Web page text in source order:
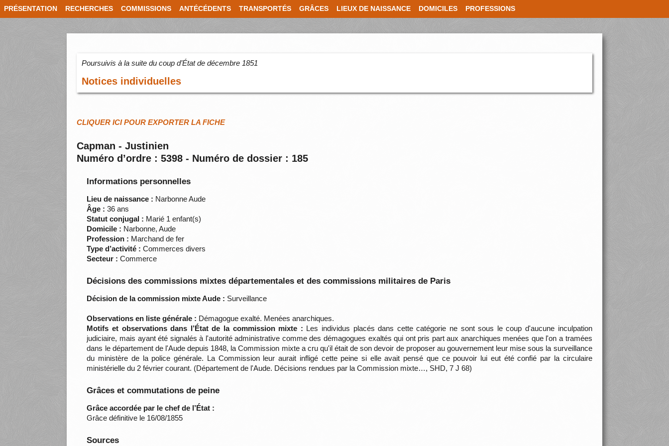
PRÉSENTATION RECHERCHES COMMISSIONS ANTÉCÉDENTS TRANSPORTÉS GRÂCES LIEUX DE NAISSANCE DOMICILES PROFESSIONS
Poursuivis à la suite du coup d’État de décembre 1851
Notices individuelles
CLIQUER ICI POUR EXPORTER LA FICHE
Capman - Justinien
Numéro d’ordre : 5398 - Numéro de dossier : 185
Informations personnelles
Lieu de naissance : Narbonne Aude
Âge : 36 ans
Statut conjugal : Marié 1 enfant(s)
Domicile : Narbonne, Aude
Profession : Marchand de fer
Type d’activité : Commerces divers
Secteur : Commerce
Décisions des commissions mixtes départementales et des commissions militaires de Paris
Décision de la commission mixte Aude : Surveillance
Observations en liste générale : Démagogue exalté. Menées anarchiques.
Motifs et observations dans l’État de la commission mixte : Les individus placés dans cette catégorie ne sont sous le coup d'aucune inculpation
judiciaire, mais ayant été signalés à l'autorité administrative comme des démagogues exaltés qui ont pris part aux anarchiques menées que l'on a tramées
dans le département de l'Aude depuis 1848, la Commission mixte a cru qu'il était de son devoir de proposer au gouvernement leur mise sous la surveillance
du ministère de la police générale. La Commission leur aurait infligé cette peine si elle avait pensé que ce pouvoir lui eut été confié par la circulaire
ministérielle du 2 février courant. (Département de l'Aude. Décisions rendues par la Commission mixte…, SHD, 7 J 68)
Grâces et commutations de peine
Grâce accordée par le chef de l’État :
Grâce définitive le 16/08/1855
Sources